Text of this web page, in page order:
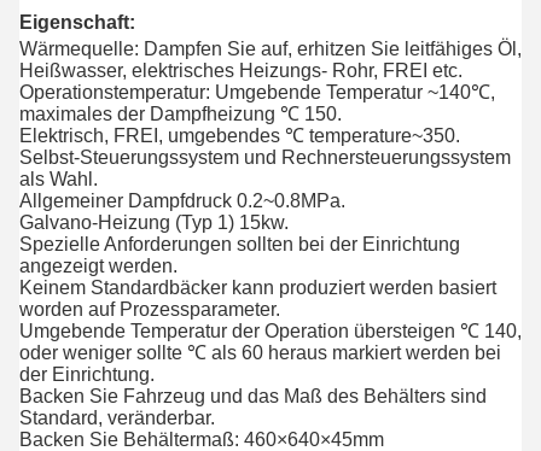
Eigenschaft:
Wärmequelle: Dampfen Sie auf, erhitzen Sie leitfähiges Öl,
Heißwasser, elektrisches Heizungs- Rohr, FREI etc.
Operationstemperatur: Umgebende Temperatur ~140℃,
maximales der Dampfheizung ℃ 150.
Elektrisch, FREI, umgebendes ℃ temperature~350.
Selbst-Steuerungssystem und Rechnersteuerungssystem
als Wahl.
Allgemeiner Dampfdruck 0.2~0.8MPa.
Galvano-Heizung (Typ 1) 15kw.
Spezielle Anforderungen sollten bei der Einrichtung
angezeigt werden.
Keinem Standardbäcker kann produziert werden basiert
worden auf Prozessparameter.
Umgebende Temperatur der Operation übersteigen ℃ 140,
oder weniger sollte ℃ als 60 heraus markiert werden bei
der Einrichtung.
Backen Sie Fahrzeug und das Maß des Behälters sind
Standard, veränderbar.
Backen Sie Behältermaß: 460×640×45mm